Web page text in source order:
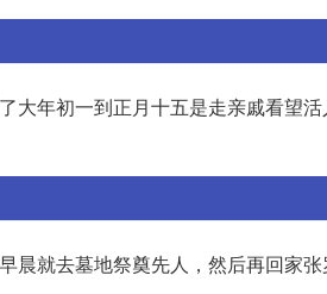
大年初一到正月十五是走亲戚看望
晨就去墓地祭奠先人，然后再回家